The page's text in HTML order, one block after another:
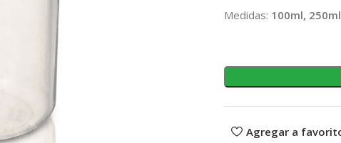
Medidas: 100ml,
Agregar a